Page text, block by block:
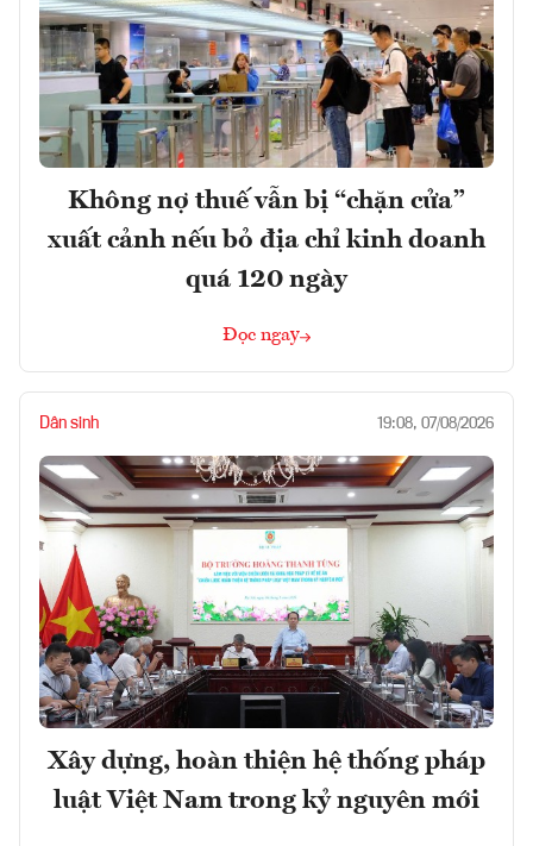
Không nợ thuế vẫn bị “chặn cửa”
xuất cảnh nếu bỏ địa chỉ kinh doanh
quá 120 ngày
Đọc ngay
Dân sinh 19:08, 07/08/2026
Xây dựng, hoàn thiện hệ thống pháp
luật Việt Nam trong kỷ nguyên mới